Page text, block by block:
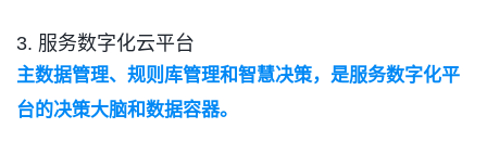
3. 服务数字化云平台
主数据管理、规则库管理和智慧决策，是服务数字化平
台的决策大脑和数据容器。